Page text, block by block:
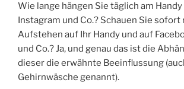
Wie lange hängen Sie täglich am Handy
Instagram und Co.? Schauen Sie sofort
Aufstehen auf Ihr Handy und auf
und Co.? Ja, und genau das ist die
dieser die erwähnte Beeinflussung
Gehirnwäsche genannt).